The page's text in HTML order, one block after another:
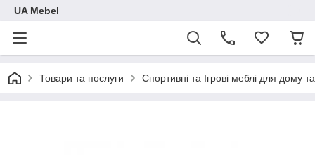
UA Mebel
Товари та послуги Спортивні та Ігрові меблі для дому